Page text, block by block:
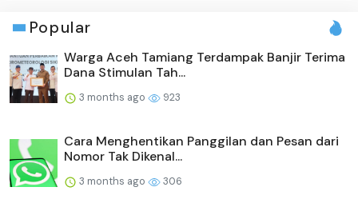
Popular
Warga Aceh Tamiang Terdampak Banjir Terima
Dana Stimulan Tah...
3 months ago 923
Cara Menghentikan Panggilan dan Pesan dari
Nomor Tak Dikenal...
3 months ago 306